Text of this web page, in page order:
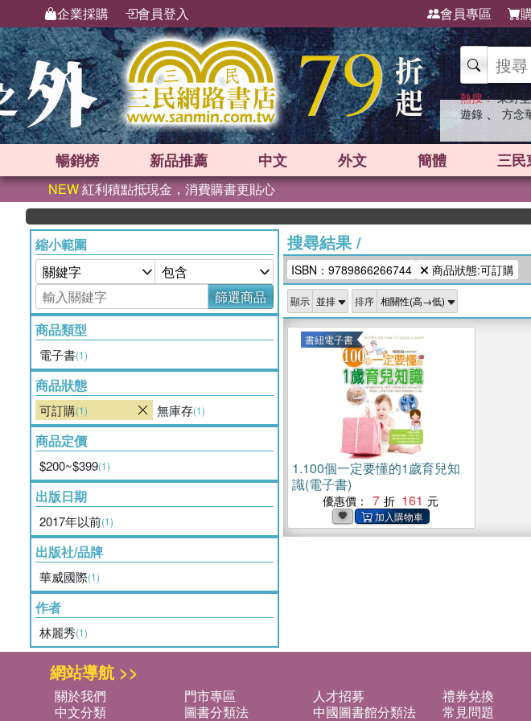
企業採購 會員登入 會員專區
熱搜： 東野
遊錄 、 方念
暢銷榜 新品推薦 中文 外文 簡體 三民
NEW紅利積點抵現金，消費購書更貼心
縮小範圍
篩選商品
商品類型
電子書(1)
商品狀態
可訂購(1) 無庫存(1)
商品定價
$200~$399(1)
出版日期
2017年以前(1)
出版社/品牌
華威國際(1)
作者
林麗秀(1)
搜尋結果/
ISBN：9789866266744 商品狀態:可訂購
顯示 排序
書紐電子書
1.100個一定要懂的1歲育兒知
識(電子書)
優惠價： 7 161
網站導航 >>
關於我們 門市專區 人才招募 禮券兌換
中文分類
圖書分類法 中國圖書館分類法 常見問題